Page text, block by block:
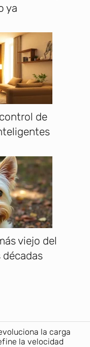
ya
de
viejo del
décadas
la carga
la velocidad